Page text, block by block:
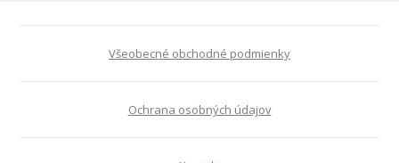
Všeobecné obchodné podmienky
Ochrana osobných údajov